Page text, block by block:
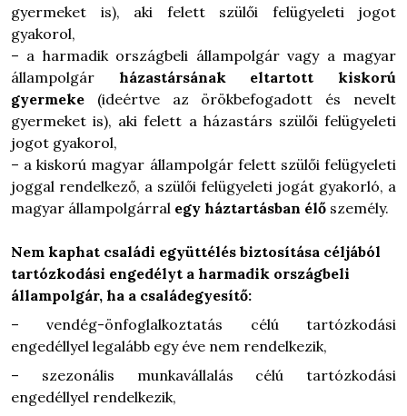
gyermeket is), aki felett szülői felügyeleti jogot
gyakorol,
– a harmadik országbeli állampolgár vagy a magyar
állampolgár házastársának eltartott kiskorú
gyermeke (ideértve az örökbefogadott és nevelt
gyermeket is), aki felett a házastárs szülői felügyeleti
jogot gyakorol,
– a kiskorú magyar állampolgár felett szülői felügyeleti
joggal rendelkező, a szülői felügyeleti jogát gyakorló, a
magyar állampolgárral egy háztartásban élő személy.
Nem kaphat családi együttélés biztosítása céljából
tartózkodási engedélyt a harmadik országbeli
állampolgár, ha a családegyesítő:
– vendég-önfoglalkoztatás célú tartózkodási
engedéllyel legalább egy éve nem rendelkezik,
– szezonális munkavállalás célú tartózkodási
engedéllyel rendelkezik,